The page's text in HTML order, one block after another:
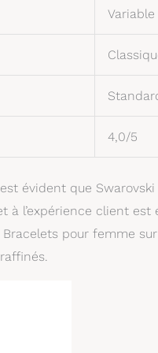
Variable
4,0/5
évident que
à l’expérience client
pour femme